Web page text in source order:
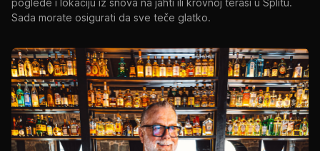
poglede i lokaciju iz snova na jahti ili krovnoj terasi u Splitu.
Sada morate osigurati da sve teče glatko.